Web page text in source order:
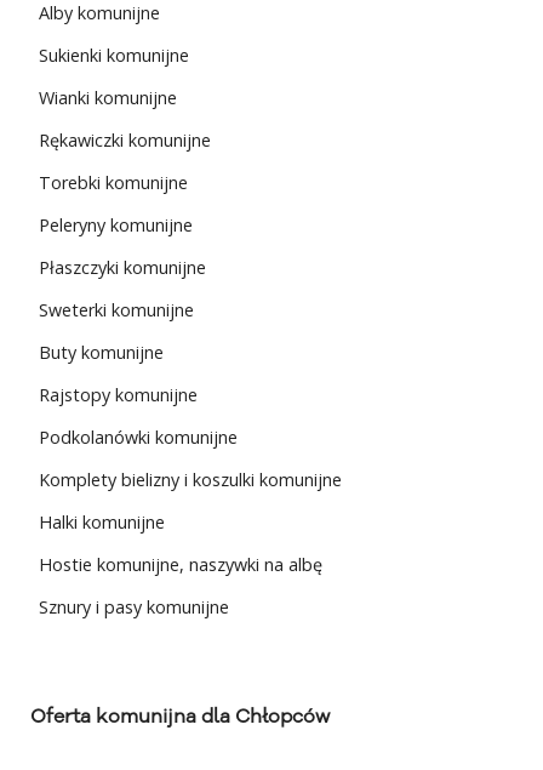
Alby komunijne
Sukienki komunijne
Wianki komunijne
Rękawiczki komunijne
Torebki komunijne
Peleryny komunijne
Płaszczyki komunijne
Sweterki komunijne
Buty komunijne
Rajstopy komunijne
Podkolanówki komunijne
Komplety bielizny i koszulki komunijne
Halki komunijne
Hostie komunijne, naszywki na albę
Sznury i pasy komunijne
Oferta komunijna dla Chłopców